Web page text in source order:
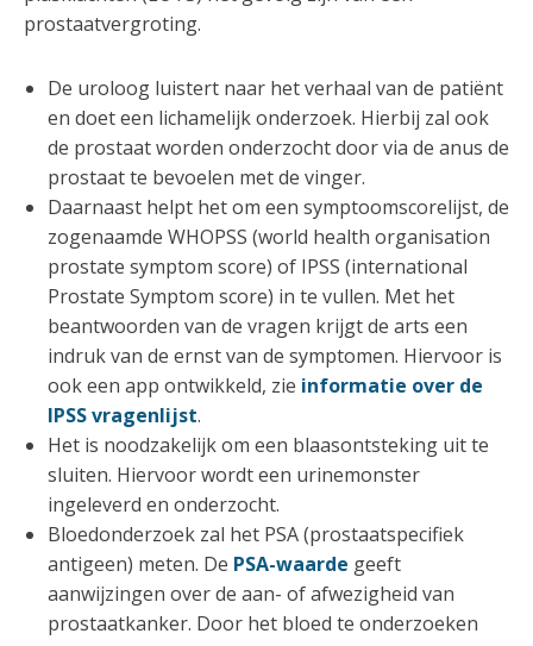
prostaatvergroting.
De uroloog luistert naar het verhaal van de patiënt
en doet een lichamelijk onderzoek. Hierbij zal ook
de prostaat worden onderzocht door via de anus de
prostaat te bevoelen met de vinger.
Daarnaast helpt het om een symptoomscorelijst, de
zogenaamde WHOPSS (world health organisation
prostate symptom score) of IPSS (international
Prostate Symptom score) in te vullen. Met het
beantwoorden van de vragen krijgt de arts een
indruk van de ernst van de symptomen. Hiervoor is
ook een app ontwikkeld, zie informatie over de
IPSS vragenlijst.
Het is noodzakelijk om een blaasontsteking uit te
sluiten. Hiervoor wordt een urinemonster
ingeleverd en onderzocht.
Bloedonderzoek zal het PSA (prostaatspecifiek
antigeen) meten. De PSA-waarde geeft
aanwijzingen over de aan- of afwezigheid van
prostaatkanker. Door het bloed te onderzoeken